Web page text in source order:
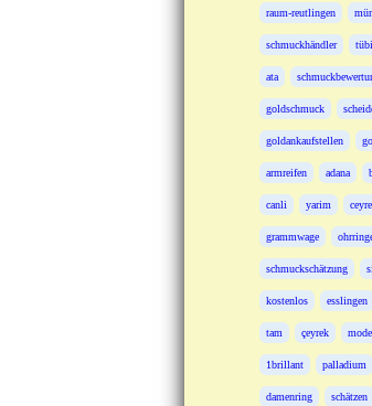
raum-reutlingen
schmuckhändler
ata
goldschmuck
goldankaufstellen
armreifen adana
canli yarim
grammwage
schmuckschätzung
kostenlos esslingen
tam çeyrek
1brillant palladium
damenring schätzen